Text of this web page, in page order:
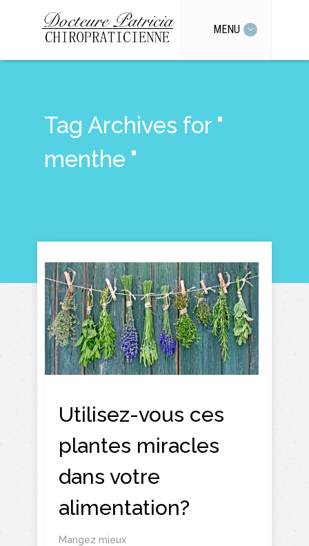
MENU
Tag Archives for "
menthe "
Utilisez-vous ces
plantes miracles
dans votre
alimentation?
Mangez mieux